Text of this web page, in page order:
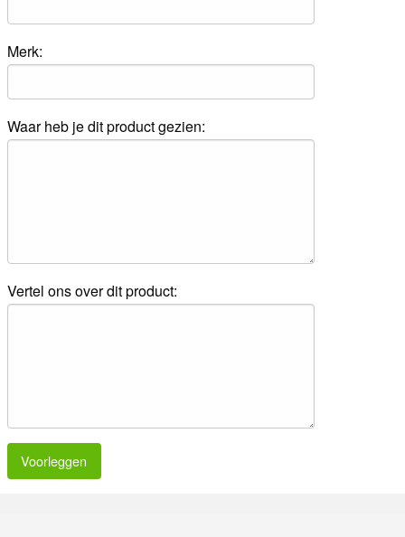
Merk:
Waar heb je dit product gezien:
Vertel ons over dit product:
Voorleggen